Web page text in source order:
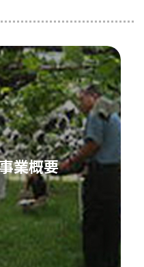
業概要